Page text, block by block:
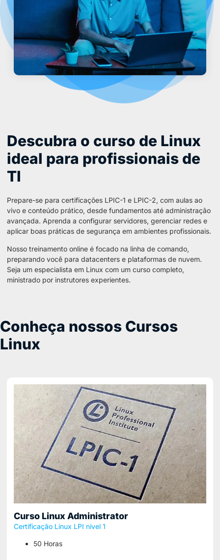
Descubra o curso de Linux
ideal para profissionais de
TI
Prepare-se para certificações LPIC-1 e LPIC-2, com aulas ao
vivo e conteúdo prático, desde fundamentos até administração
avançada. Aprenda a configurar servidores, gerenciar redes e
aplicar boas práticas de segurança em ambientes profissionais.
Nosso treinamento online é focado na linha de comando,
preparando você para datacenters e plataformas de nuvem.
Seja um especialista em Linux com um curso completo,
ministrado por instrutores experientes.
Conheça nossos Cursos
Linux
Curso Linux Administrator
Certificação Linux LPI nível 1
50 Horas